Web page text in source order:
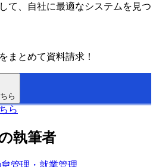
て、自社に最適なシステムを見つ
まとめて資料請求！
ら
ら
執筆者
管理・就業管理